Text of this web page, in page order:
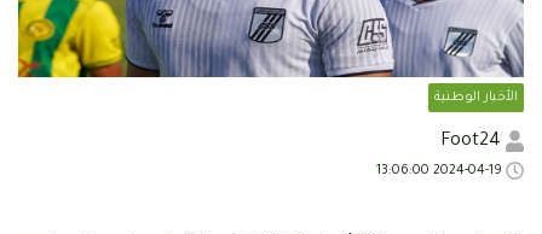
الأخبار الوطنية